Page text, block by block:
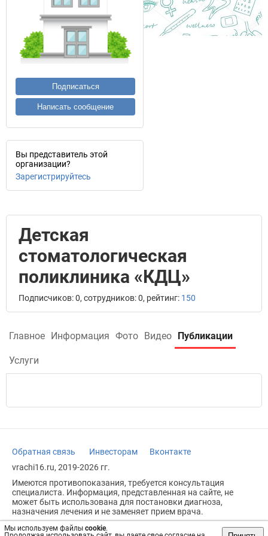
Мы используем файлы cookie.
Подписаться
Написать сообщение
Вы представитель этой
организации?
Зарегистрируйтесь
Детская
стоматологическая
поликлиника «КДЦ»
Подписчиков: 0, сотрудников: 0, рейтинг: 150
Главное Информация Фото Видео Публикации
Услуги
Обратная связь Инвесторам
Вконтакте
vrachi16.ru, 2019-2026 гг.
Имеются противопоказания, требуется консультация
специалиста. Информация, представленная на сайте, не
может быть использована для постановки диагноза,
назначения лечения и не заменяет прием врача.
Возрастное ограничение: 18+